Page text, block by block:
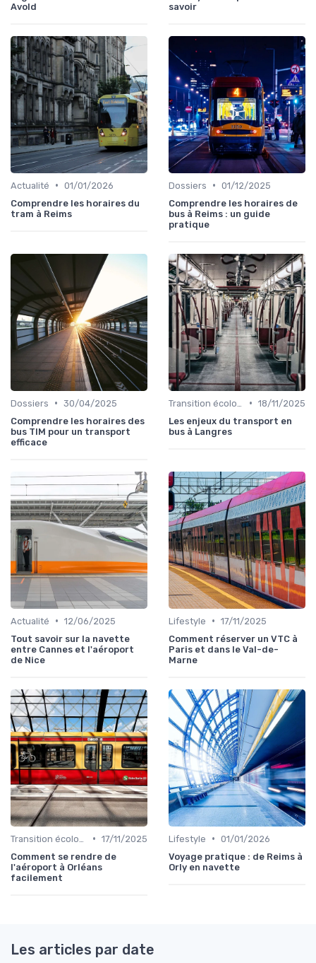
Avold
savoir
Actualité • 01/01/2026
Comprendre les horaires du
tram à Reims
Dossiers • 01/12/2025
Comprendre les horaires de
bus à Reims : un guide
pratique
Dossiers • 30/04/2025
Comprendre les horaires des
bus TIM pour un transport
efficace
• 18/11/2025
Les enjeux du transport en
bus à Langres
Actualité • 12/06/2025
Tout savoir sur la navette
entre Cannes et l'aéroport
de Nice
Lifestyle • 17/11/2025
Comment réserver un VTC à
Paris et dans le Val-de-
Marne
• 17/11/2025
Comment se rendre de
l'aéroport à Orléans
facilement
Lifestyle • 01/01/2026
Voyage pratique : de Reims à
Orly en navette
Les articles par date